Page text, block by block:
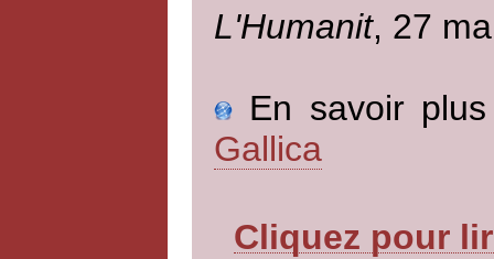
L'Humanit, 27
En savoir
Gallica
Cliquez pour